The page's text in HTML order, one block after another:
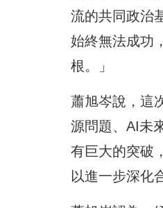
流的共同政治
始終無法成功
根。」
蕭旭岑說，這
源問題、AI未
有巨大的突破
以進一步深化